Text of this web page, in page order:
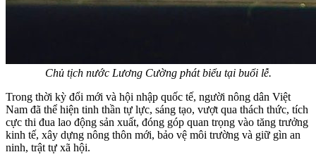
Chủ tịch nước Lương Cường phát biểu tại buổi lễ.
Trong thời kỳ đổi mới và hội nhập quốc tế, người nông dân Việt
Nam đã thể hiện tinh thần tự lực, sáng tạo, vượt qua thách thức, tích
cực thi đua lao động sản xuất, đóng góp quan trọng vào tăng trưởng
kinh tế, xây dựng nông thôn mới, bảo vệ môi trường và giữ gìn an
ninh, trật tự xã hội.